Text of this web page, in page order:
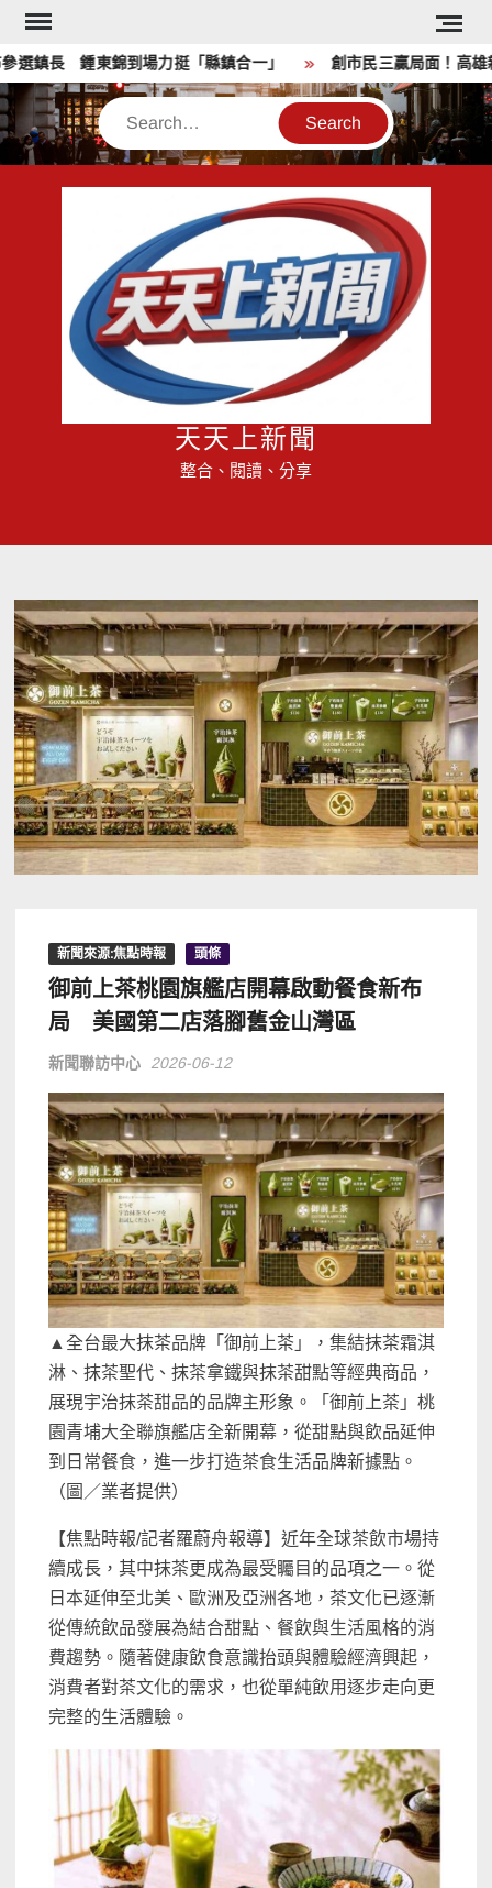
Skip
content
鎮長 鍾東錦到場力挺「縣鎮合一」 創市民三贏局面！高雄親
Search
天天上新聞
整合、閱讀、分享
新聞來源:焦點時報 頭條
御前上茶桃園旗艦店開幕啟動餐食新布
局 美國第二店落腳舊金山灣區
新聞聯訪中心 2026-06-12
▲全台最大抹茶品牌「御前上茶」，集結抹茶霜淇
淋、抹茶聖代、抹茶拿鐵與抹茶甜點等經典商品，
展現宇治抹茶甜品的品牌主形象。「御前上茶」桃
園青埔大全聯旗艦店全新開幕，從甜點與飲品延伸
到日常餐食，進一步打造茶食生活品牌新據點。
（圖／業者提供）
【焦點時報/記者羅蔚舟報導】近年全球茶飲市場持
續成長，其中抹茶更成為最受矚目的品項之一。從
日本延伸至北美、歐洲及亞洲各地，茶文化已逐漸
從傳統飲品發展為結合甜點、餐飲與生活風格的消
費趨勢。隨著健康飲食意識抬頭與體驗經濟興起，
消費者對茶文化的需求，也從單純飲用逐步走向更
完整的生活體驗。